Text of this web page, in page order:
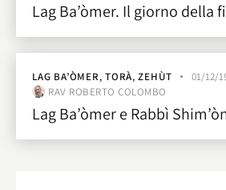
Lag Ba’òmer. Il giorno della
LAG BA’ÒMER,TORÀ,ZEHÙT
01/12/
RAV ROBERTO COLOMBO
Lag Ba’òmer e Rabbì